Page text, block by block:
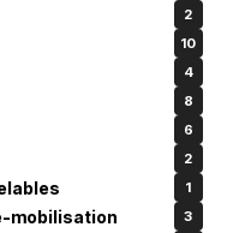
2
10
4
8
6
2
1
mobilisation 3